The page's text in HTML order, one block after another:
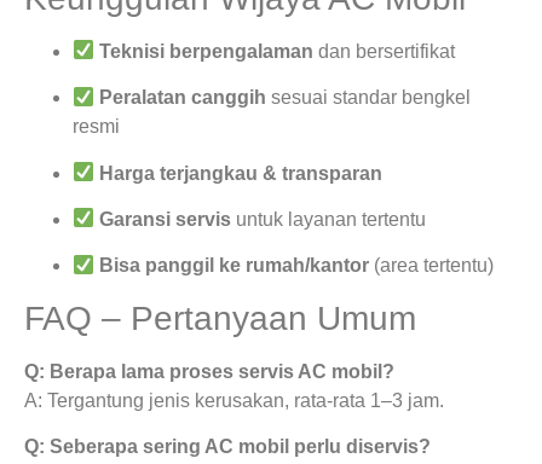
Teknisi berpengalaman dan bersertifikat
Peralatan canggih sesuai standar bengkel
resmi
Harga terjangkau & transparan
Garansi servis untuk layanan tertentu
Bisa panggil ke rumah/kantor (area tertentu)
FAQ – Pertanyaan Umum
Q: Berapa lama proses servis AC mobil?
A: Tergantung jenis kerusakan, rata-rata 1–3 jam.
Q: Seberapa sering AC mobil perlu diservis?